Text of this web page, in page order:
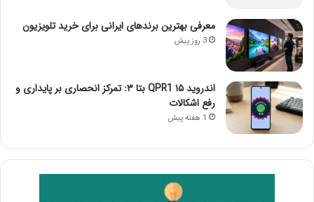
معرفی بهترین برندهای ایرانی برای خرید تلویزیون
3 روز پیش
اندروید ۱۵ QPR1 بتا ۳: تمرکز انحصاری بر پایداری و
رفع اشکالات
1 هفته پیش